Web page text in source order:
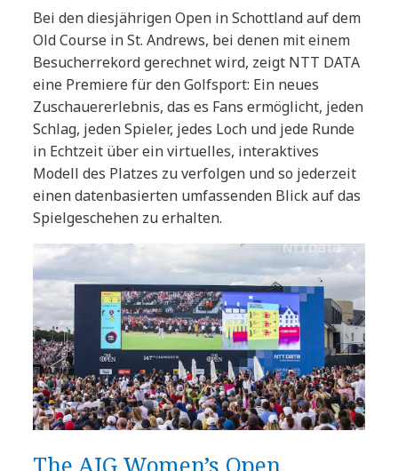
Bei den diesjährigen Open in Schottland auf dem
Old Course in St. Andrews, bei denen mit einem
Besucherrekord gerechnet wird, zeigt NTT DATA
eine Premiere für den Golfsport: Ein neues
Zuschauererlebnis, das es Fans ermöglicht, jeden
Schlag, jeden Spieler, jedes Loch und jede Runde
in Echtzeit über ein virtuelles, interaktives
Modell des Platzes zu verfolgen und so jederzeit
einen datenbasierten umfassenden Blick auf das
Spielgeschehen zu erhalten.